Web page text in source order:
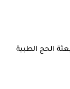
الحج الطبية